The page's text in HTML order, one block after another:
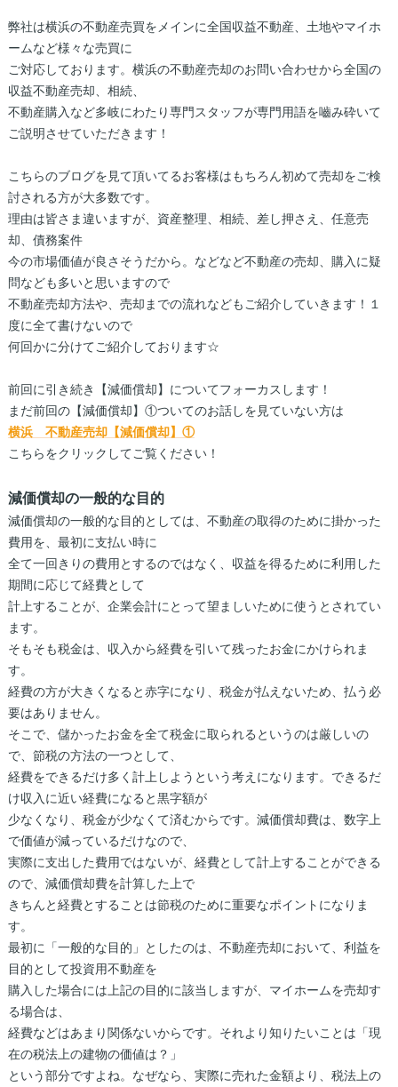
弊社は横浜の不動産売買をメインに全国収益不動産、土地やマイホ
ームなど様々な売買に
ご対応しております。横浜の不動産売却のお問い合わせから全国の
収益不動産売却、相続、
不動産購入など多岐にわたり専門スタッフが専門用語を嚙み砕いて
ご説明させていただきます！
こちらのブログを見て頂いてるお客様はもちろん初めて売却をご検
討される方が大多数です。
理由は皆さま違いますが、資産整理、相続、差し押さえ、任意売
却、債務案件
今の市場価値が良さそうだから。などなど不動産の売却、購入に疑
問なども多いと思いますので
不動産売却方法や、売却までの流れなどもご紹介していきます！１
度に全て書けないので
何回かに分けてご紹介しております☆
前回に引き続き【減価償却】についてフォーカスします！
まだ前回の【減価償却】①ついてのお話しを見ていない方は
横浜 不動産売却【減価償却】①
こちらをクリックしてご覧ください！
減価償却の一般的な目的
減価償却の一般的な目的としては、不動産の取得のために掛かった
費用を、最初に支払い時に
全て一回きりの費用とするのではなく、収益を得るために利用した
期間に応じて経費として
計上することが、企業会計にとって望ましいために使うとされてい
ます。
そもそも税金は、収入から経費を引いて残ったお金にかけられま
す。
経費の方が大きくなると赤字になり、税金が払えないため、払う必
要はありません。
そこで、儲かったお金を全て税金に取られるというのは厳しいの
で、節税の方法の一つとして、
経費をできるだけ多く計上しようという考えになります。できるだ
け収入に近い経費になると黒字額が
少なくなり、税金が少なくて済むからです。減価償却費は、数字上
で価値が減っているだけなので、
実際に支出した費用ではないが、経費として計上することができる
ので、減価償却費を計算した上で
きちんと経費とすることは節税のために重要なポイントになりま
す。
最初に「一般的な目的」としたのは、不動産売却において、利益を
目的として投資用不動産を
購入した場合には上記の目的に該当しますが、マイホームを売却す
る場合は、
経費などはあまり関係ないからです。それより知りたいことは「現
在の税法上の建物の価値は？」
という部分ですよね。なぜなら、実際に売れた金額より、税法上の